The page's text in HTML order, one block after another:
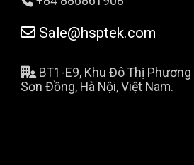
Sale@hsptek.com
BT1-E9, Khu Đô Thị Phương
Sơn Đồng, Hà Nội, Việt Nam.